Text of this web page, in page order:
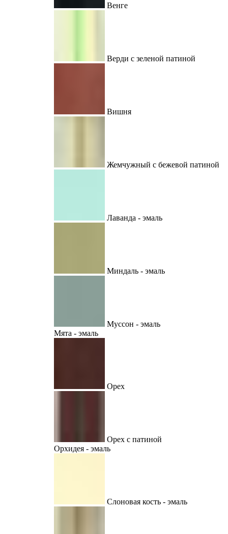
Венге
Верди с зеленой патиной
Вишня
Жемчужный с бежевой патиной
Лаванда - эмаль
Миндаль - эмаль
Муссон - эмаль
Мята - эмаль
Орех
Орех с патиной
Орхидея - эмаль
Слоновая кость - эмаль